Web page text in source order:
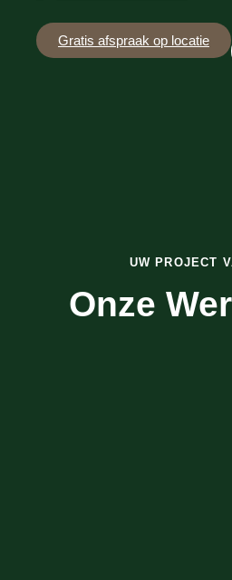
Gratis afspraak op locatie
UW PROJECT
Onze